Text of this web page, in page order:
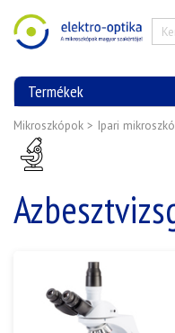
Termékek
Mikroszkópok > Ipari